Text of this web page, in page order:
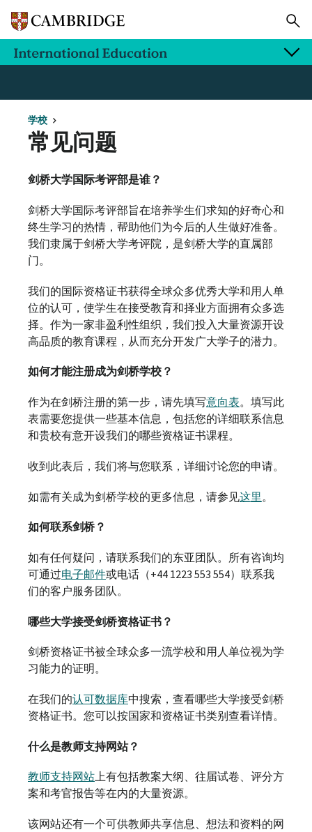
学校
常见问题
剑桥大学国际考评部是谁？
剑桥大学国际考评部旨在培养学生们求知的好奇心和
终生学习的热情，帮助他们为今后的人生做好准备。
我们隶属于剑桥大学考评院，是剑桥大学的直属部
门。
我们的国际资格证书获得全球众多优秀大学和用人单
位的认可，使学生在接受教育和择业方面拥有众多选
择。作为一家非盈利性组织，我们投入大量资源开设
高品质的教育课程，从而充分开发广大学子的潜力。
如何才能注册成为剑桥学校？
作为在剑桥注册的第一步，请先填写意向表。填写此
表需要您提供一些基本信息，包括您的详细联系信息
和贵校有意开设我们的哪些资格证书课程。
收到此表后，我们将与您联系，详细讨论您的申请。
如需有关成为剑桥学校的更多信息，请参见这里 。
如何联系剑桥？
如有任何疑问，请联系我们的东亚团队。所有咨询均
可通过电子邮件或电话（+44 1223 553 554）联系我
们的客户服务团队。
哪些大学接受剑桥资格证书？
剑桥资格证书被全球众多一流学校和用人单位视为学
习能力的证明。
在我们的认可数据库中搜索，查看哪些大学接受剑桥
资格证书。您可以按国家和资格证书类别查看详情。
什么是教师支持网站？
教师支持网站上有包括教案大纲、往届试卷、评分方
案和考官报告等在内的大量资源。
该网站还有一个可供教师共享信息、想法和资料的网